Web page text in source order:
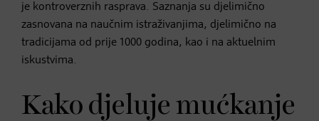
je kontroverznih rasprava. Saznanja su djelimično
zasnovana na naučnim istraživanjima, djelimično na
tradicijama od prije 1000 godina, kao i na aktuelnim
iskustvima.
Kako djeluje mućkanje